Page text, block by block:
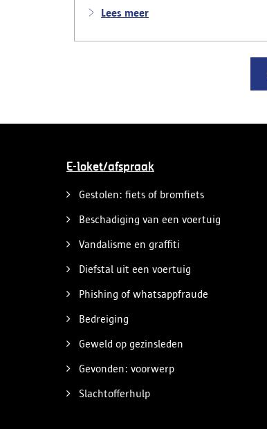
daarbij aan VLABEL, de FOD Mobiliteit,
Lees meer
E-loket/afspraak
Gestolen: fiets of bromfiets
Beschadiging van een voertuig
Vandalisme en graffiti
Diefstal uit een voertuig
Phishing of whatsappfraude
Bedreiging
Geweld op gezinsleden
Gevonden: voorwerp
Slachtofferhulp